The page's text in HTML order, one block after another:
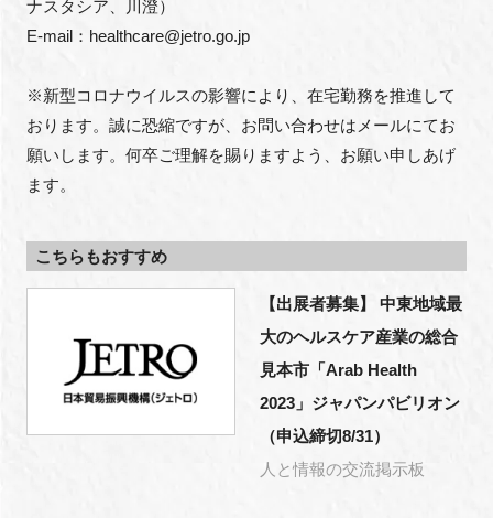
ナスタシア、川澄）
E-mail：healthcare@jetro.go.jp
※新型コロナウイルスの影響により、在宅勤務を推進して
おります。誠に恐縮ですが、お問い合わせはメールにてお
願いします。何卒ご理解を賜りますよう、お願い申しあげ
ます。
こちらもおすすめ
【出展者募集】 中東地域最
大のヘルスケア産業の総合
見本市「Arab Health
2023」ジャパンパビリオン
（申込締切8/31）
人と情報の交流掲示板